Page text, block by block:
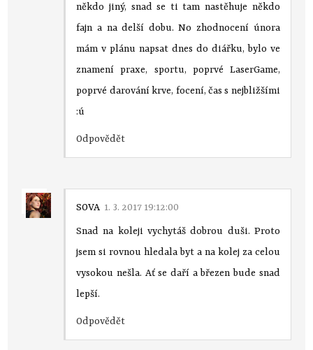
někdo jiný, snad se ti tam nastěhuje někdo
fajn a na delší dobu. No zhodnocení února
mám v plánu napsat dnes do diářku, bylo ve
znamení praxe, sportu, poprvé LaserGame,
poprvé darování krve, focení, čas s nejbližšími
:ú
Odpovědět
SOVA 1. 3. 2017 19:12:00
Snad na koleji vychytáš dobrou duši. Proto
jsem si rovnou hledala byt a na kolej za celou
vysokou nešla. Ať se daří a březen bude snad
lepší.
Odpovědět